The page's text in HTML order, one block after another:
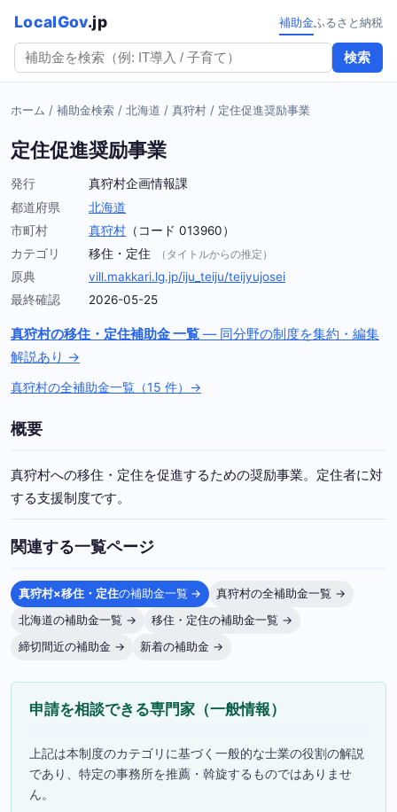
LocalGov.jp
検索
補助金ふるさと納税
ホーム / 補助金検索 / 北海道 / 真狩村 / 定住促進奨励事業
定住促進奨励事業
発行
真狩村企画情報課
都道府県
北海道
市町村
真狩村 （コード 013960）
カテゴリ
移住・定住 （タイトルからの推定）
原典
vill.makkari.lg.jp/iju_teiju/teijyujosei
最終確認
2026-05-25
真狩村の移住・定住補助金 一覧 — 同分野の制度を集約・編集
解説あり →
真狩村の全補助金一覧（15 件）→
概要
真狩村への移住・定住を促進するための奨励事業。定住者に対
する支援制度です。
関連する一覧ページ
真狩村×移住・定住の補助金一覧 →
真狩村の全補助金一覧 →
北海道の補助金一覧 →
移住・定住の補助金一覧 →
締切間近の補助金 →
新着の補助金 →
申請を相談できる専門家（一般情報）
上記は本制度のカテゴリに基づく一般的な士業の役割の解説
であり、特定の事務所を推薦・斡旋するものではありませ
ん。